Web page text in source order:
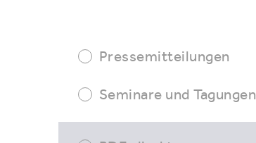
Pressemitteilungen
Seminare und Tagungen